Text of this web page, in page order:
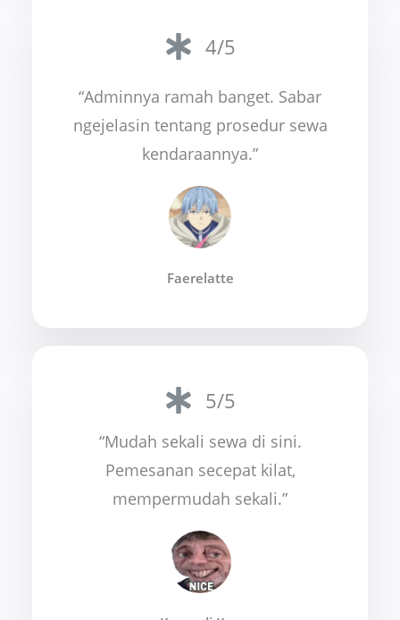
4/5
“Adminnya ramah banget. Sabar
ngejelasin tentang prosedur sewa
kendaraannya.”
Faerelatte
5/5
“Mudah sekali sewa di sini.
Pemesanan secepat kilat,
mempermudah sekali.”